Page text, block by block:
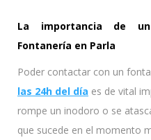
La importancia de
Fontanería en Parla
Poder contactar con un
las 24h del día es de vital
rompe un inodoro o se
que sucede en el momento